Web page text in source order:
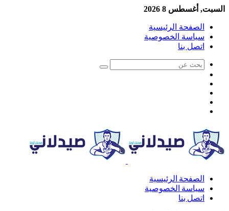
السبت, أغسطس 8 2026
الصفحة الرئيسية
سياسة الخصوصية
اتصل بنا
الصفحة الرئيسية
سياسة الخصوصية
اتصل بنا